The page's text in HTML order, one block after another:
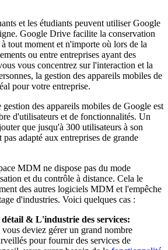
et les étudiants peuvent utiliser Google
Google Drive facilite la conservation
tout moment et n'importe où lors de la
ou entre entreprises ayant des
vous concentrez sur l'interaction et la
la gestion des appareils mobiles de
pour votre entreprise.
des appareils mobiles de Google est
d'utilisateurs et de fonctionnalités. Un
que jusqu'à 300 utilisateurs à son
adapté aux entreprises de grande
MDM ne dispose pas du mode
et du contrôle à distance. Cela le
des autres logiciels MDM et l'empêche
d'industries. Voici quelques cas :
détail & L'industrie des services:
deviez gérer un grand nombre
pour fournir des services de